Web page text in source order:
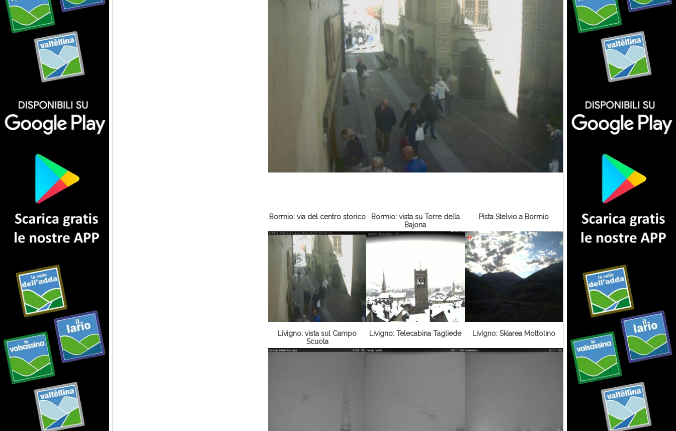
Bormio: via del centro storico
Bormio: vista su Torre della
Bajona
Pista Stelvio a Bormio
Livigno: vista sul Campo
Scuola
Livigno: Telecabina Tagliede Livigno: Skiarea Mottolino